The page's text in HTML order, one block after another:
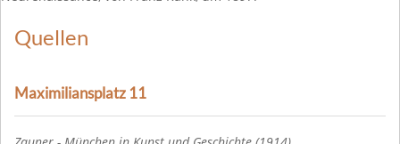
Quellen
Maximiliansplatz 11